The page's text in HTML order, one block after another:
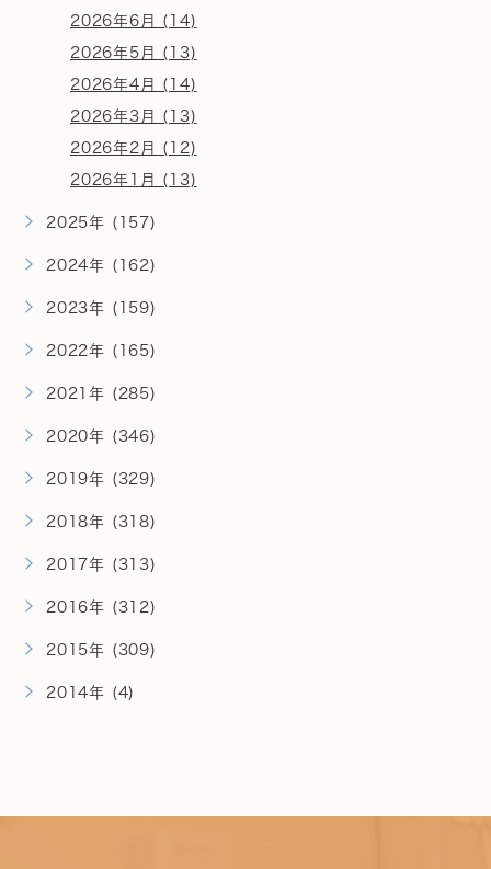
2026年6月 (14)
2026年5月 (13)
2026年4月 (14)
2026年3月 (13)
2026年2月 (12)
2026年1月 (13)
2025年 (157)
2024年 (162)
2023年 (159)
2022年 (165)
2021年 (285)
2020年 (346)
2019年 (329)
2018年 (318)
2017年 (313)
2016年 (312)
2015年 (309)
2014年 (4)